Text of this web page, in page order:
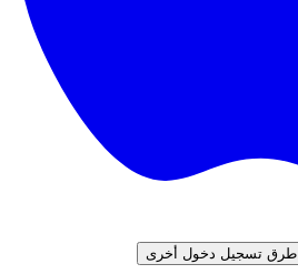
طرق تسجيل دخول أخرى